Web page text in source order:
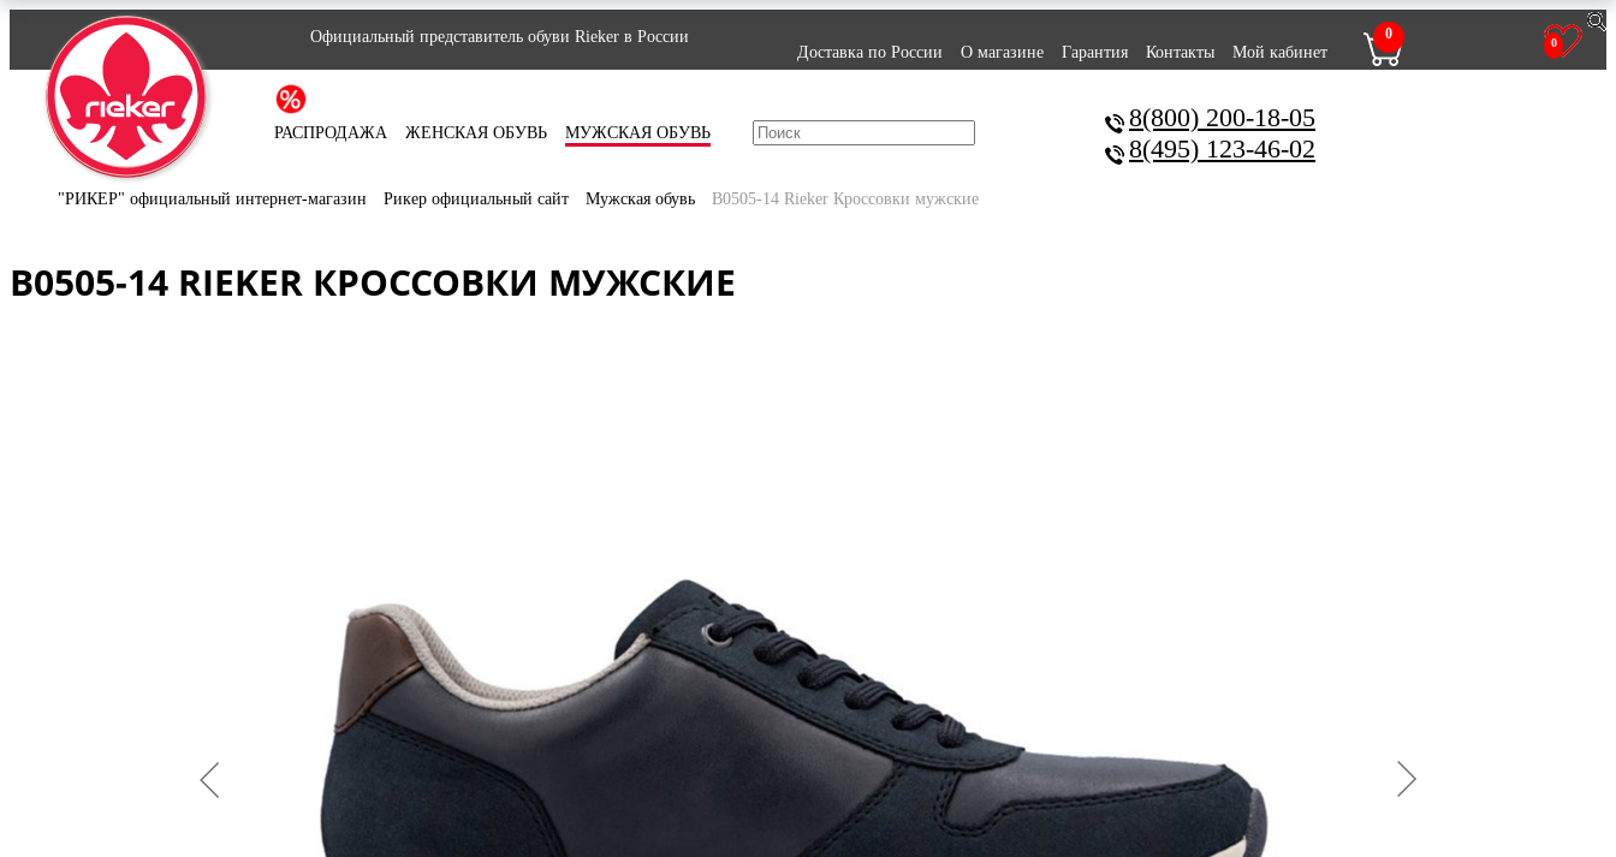
0
0
Официальный представитель обуви Rieker в России
Доставка по России
О магазине Гарантия Контакты Мой кабинет
РАСПРОДАЖА ЖЕНСКАЯ ОБУВЬ МУЖСКАЯ ОБУВЬ
8(800) 200-18-05
8(495) 123-46-02
"РИКЕР" официальный интернет-магазин Рикер официальный сайт Мужская обувь B0505-14 Rieker Кроссовки мужские
B0505-14 RIEKER КРОССОВКИ МУЖСКИЕ